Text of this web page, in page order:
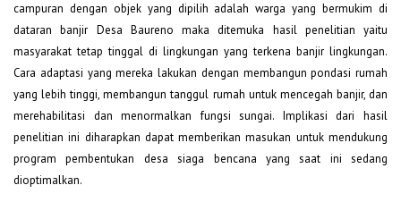
campuran dengan objek yang dipilih adalah warga yang bermukim di
dataran banjir Desa Baureno maka ditemuka hasil penelitian yaitu
masyarakat tetap tinggal di lingkungan yang terkena banjir lingkungan.
Cara adaptasi yang mereka lakukan dengan membangun pondasi rumah
yang lebih tinggi, membangun tanggul rumah untuk mencegah banjir, dan
merehabilitasi dan menormalkan fungsi sungai. Implikasi dari hasil
penelitian ini diharapkan dapat memberikan masukan untuk mendukung
program pembentukan desa siaga bencana yang saat ini sedang
dioptimalkan.